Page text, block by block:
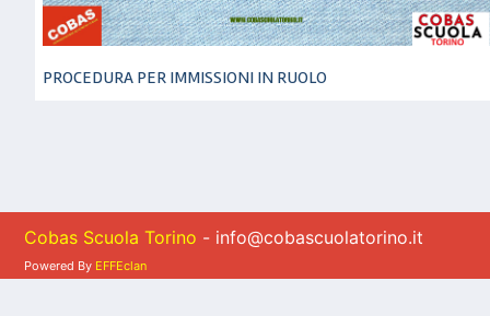
PROCEDURA PER IMMISSIONI IN RUOLO
Cobas Scuola Torino - info@cobascuolatorino.it
Powered By EFFEclan